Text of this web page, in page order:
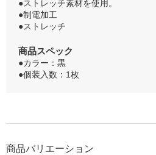
●ストレッチ素材を使用。
●制電加工
●ストレッチ
商品スペック
●カラー：黒
●個装入数：1枚
商品バリエーション